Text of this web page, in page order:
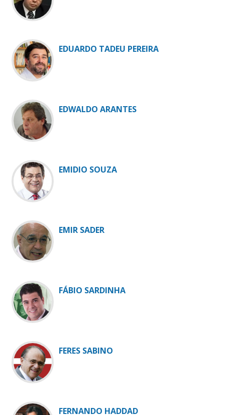
EDUARDO TADEU PEREIRA
EDWALDO ARANTES
EMIDIO SOUZA
EMIR SADER
FÁBIO SARDINHA
FERES SABINO
FERNANDO HADDAD